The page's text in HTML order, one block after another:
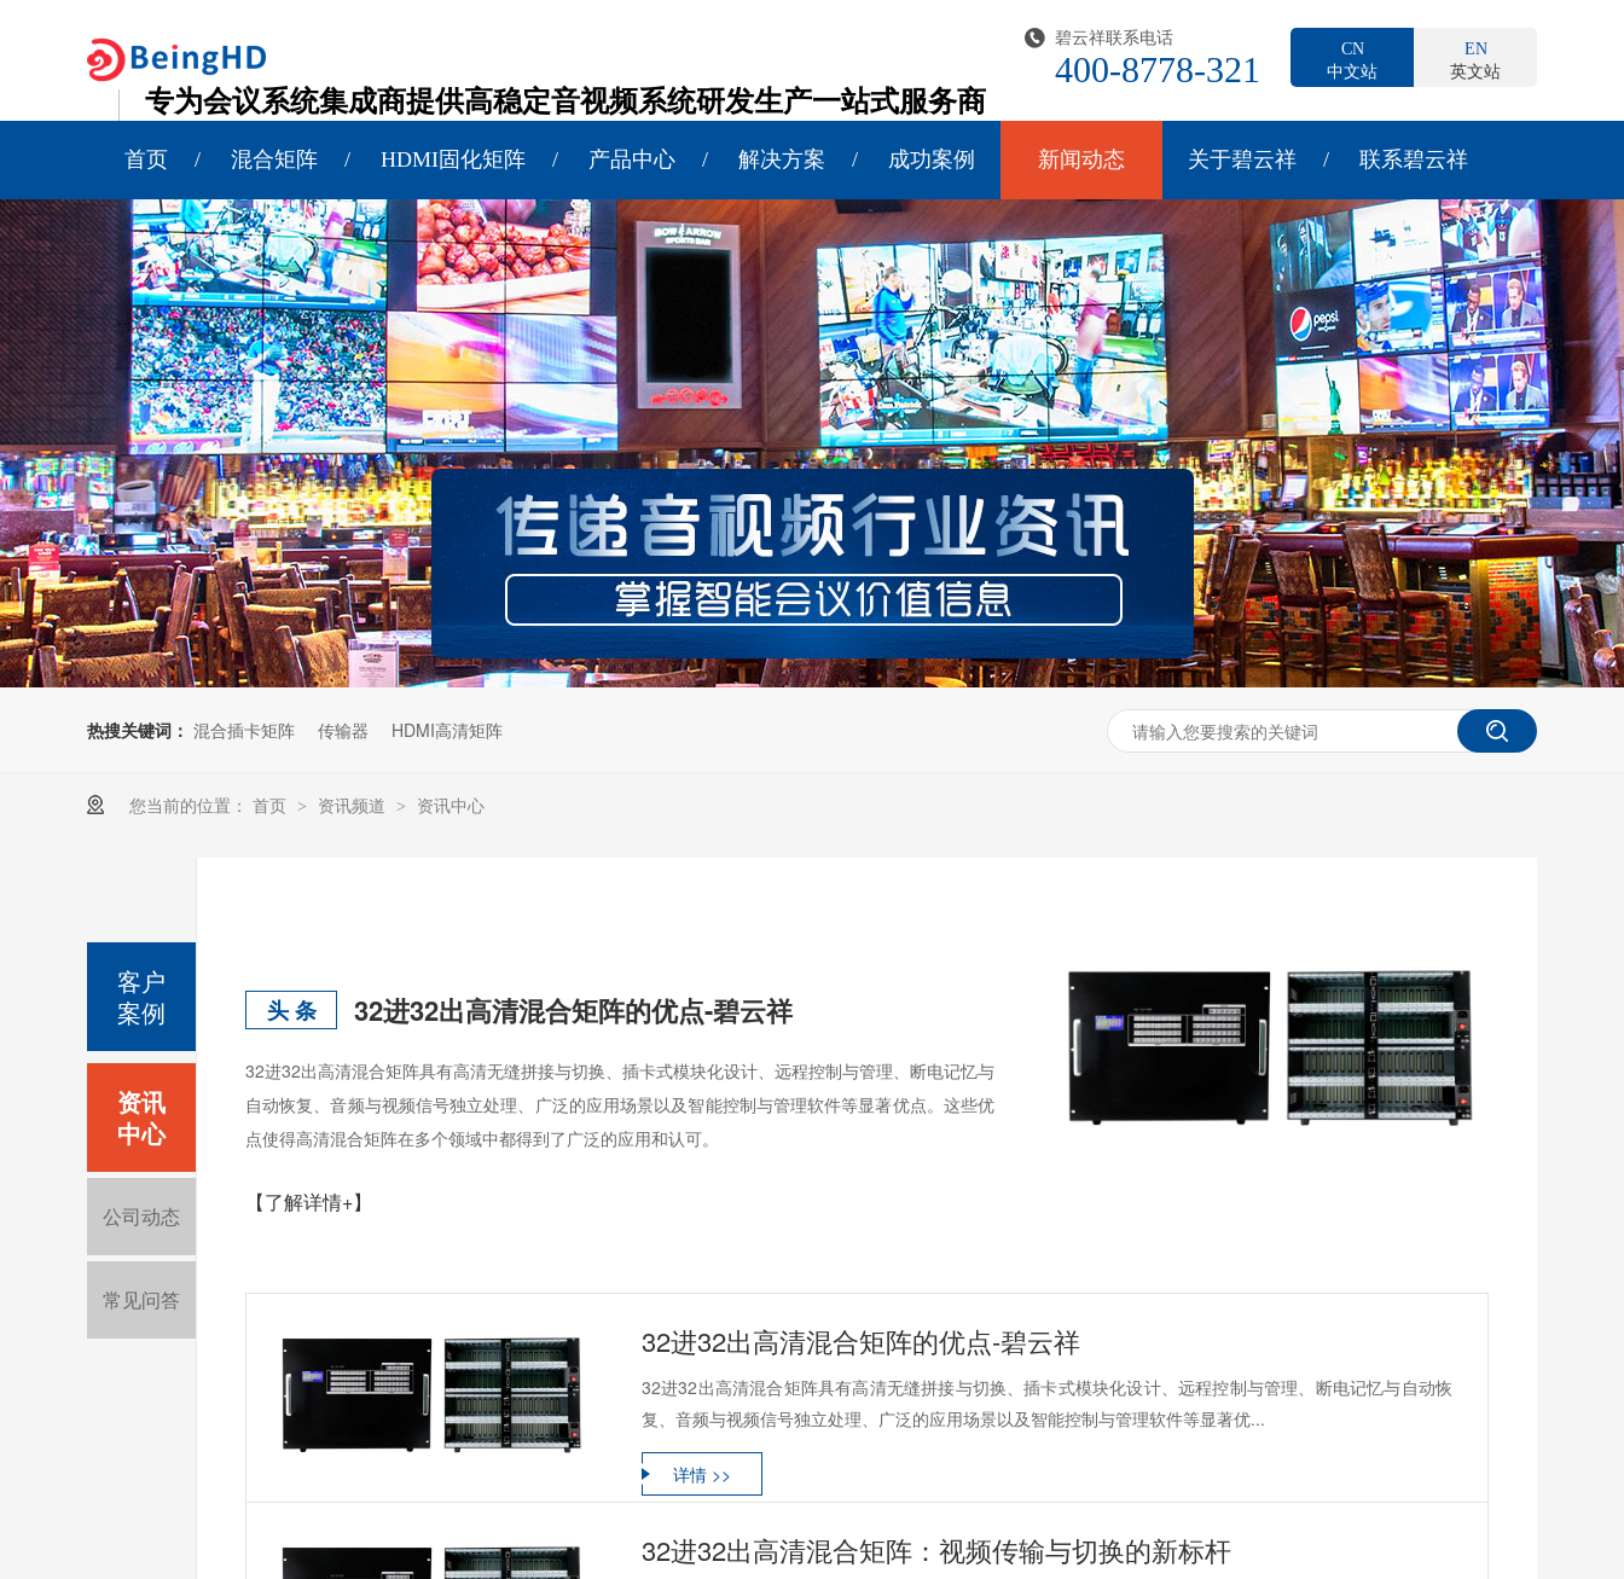
CN
中文站
EN
英文站
碧云祥联系电话
400-8778-321
专为会议系统集成商提供高稳定音视频系统研发生产一站式服务商
首页 混合矩阵 HDMI固化矩阵 产品中心 解决方案 成功案例 新闻动态 关于碧云祥 联系碧云祥
热搜关键词： 混合插卡矩阵 传输器 HDMI高清矩阵
您当前的位置： 首页 > 资讯频道 > 资讯中心
头 条 32进32出高清混合矩阵的优点-碧云祥
32进32出高清混合矩阵具有高清无缝拼接与切换、插卡式模块化设计、远程控制与管理、断电记忆与
自动恢复、音频与视频信号独立处理、广泛的应用场景以及智能控制与管理软件等显著优点。这些优
点使得高清混合矩阵在多个领域中都得到了广泛的应用和认可。
【了解详情+】
32进32出高清混合矩阵的优点-碧云祥
32进32出高清混合矩阵具有高清无缝拼接与切换、插卡式模块化设计、远程控制与管理、断电记忆与自动恢
复、音频与视频信号独立处理、广泛的应用场景以及智能控制与管理软件等显著优...
详情 >>
32进32出高清混合矩阵：视频传输与切换的新标杆
客户
案例
资讯
中心
公司动态
常见问答